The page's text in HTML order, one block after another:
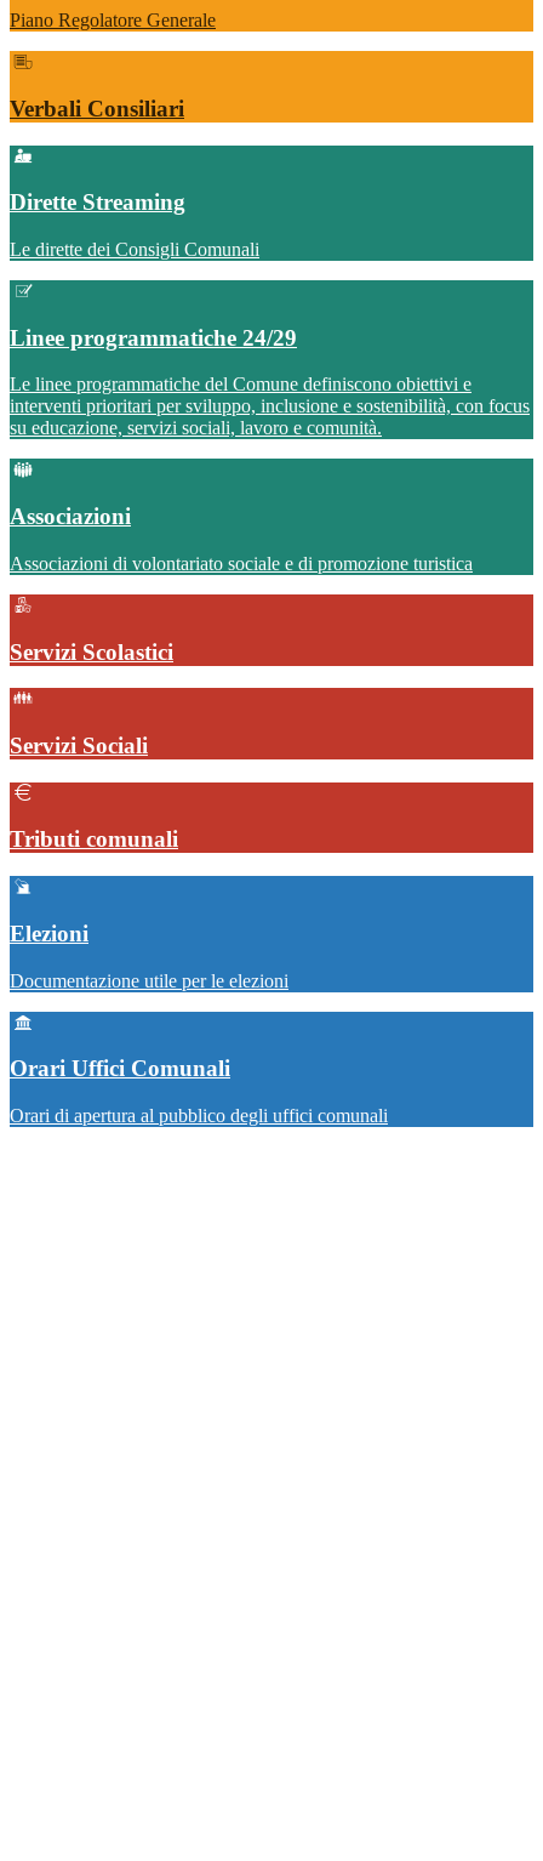
Piano Regolatore Generale
Verbali Consiliari
Dirette Streaming
Le dirette dei Consigli Comunali
Linee programmatiche 24/29
Le linee programmatiche del Comune definiscono obiettivi e
interventi prioritari per sviluppo, inclusione e sostenibilità, con focus
su educazione, servizi sociali, lavoro e comunità.
Associazioni
Associazioni di volontariato sociale e di promozione turistica
Servizi Scolastici
Servizi Sociali
Tributi comunali
Elezioni
Documentazione utile per le elezioni
Orari Uffici Comunali
Orari di apertura al pubblico degli uffici comunali